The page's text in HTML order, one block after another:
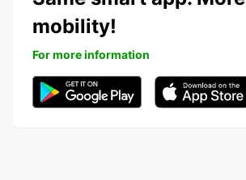
mobility!
For more information